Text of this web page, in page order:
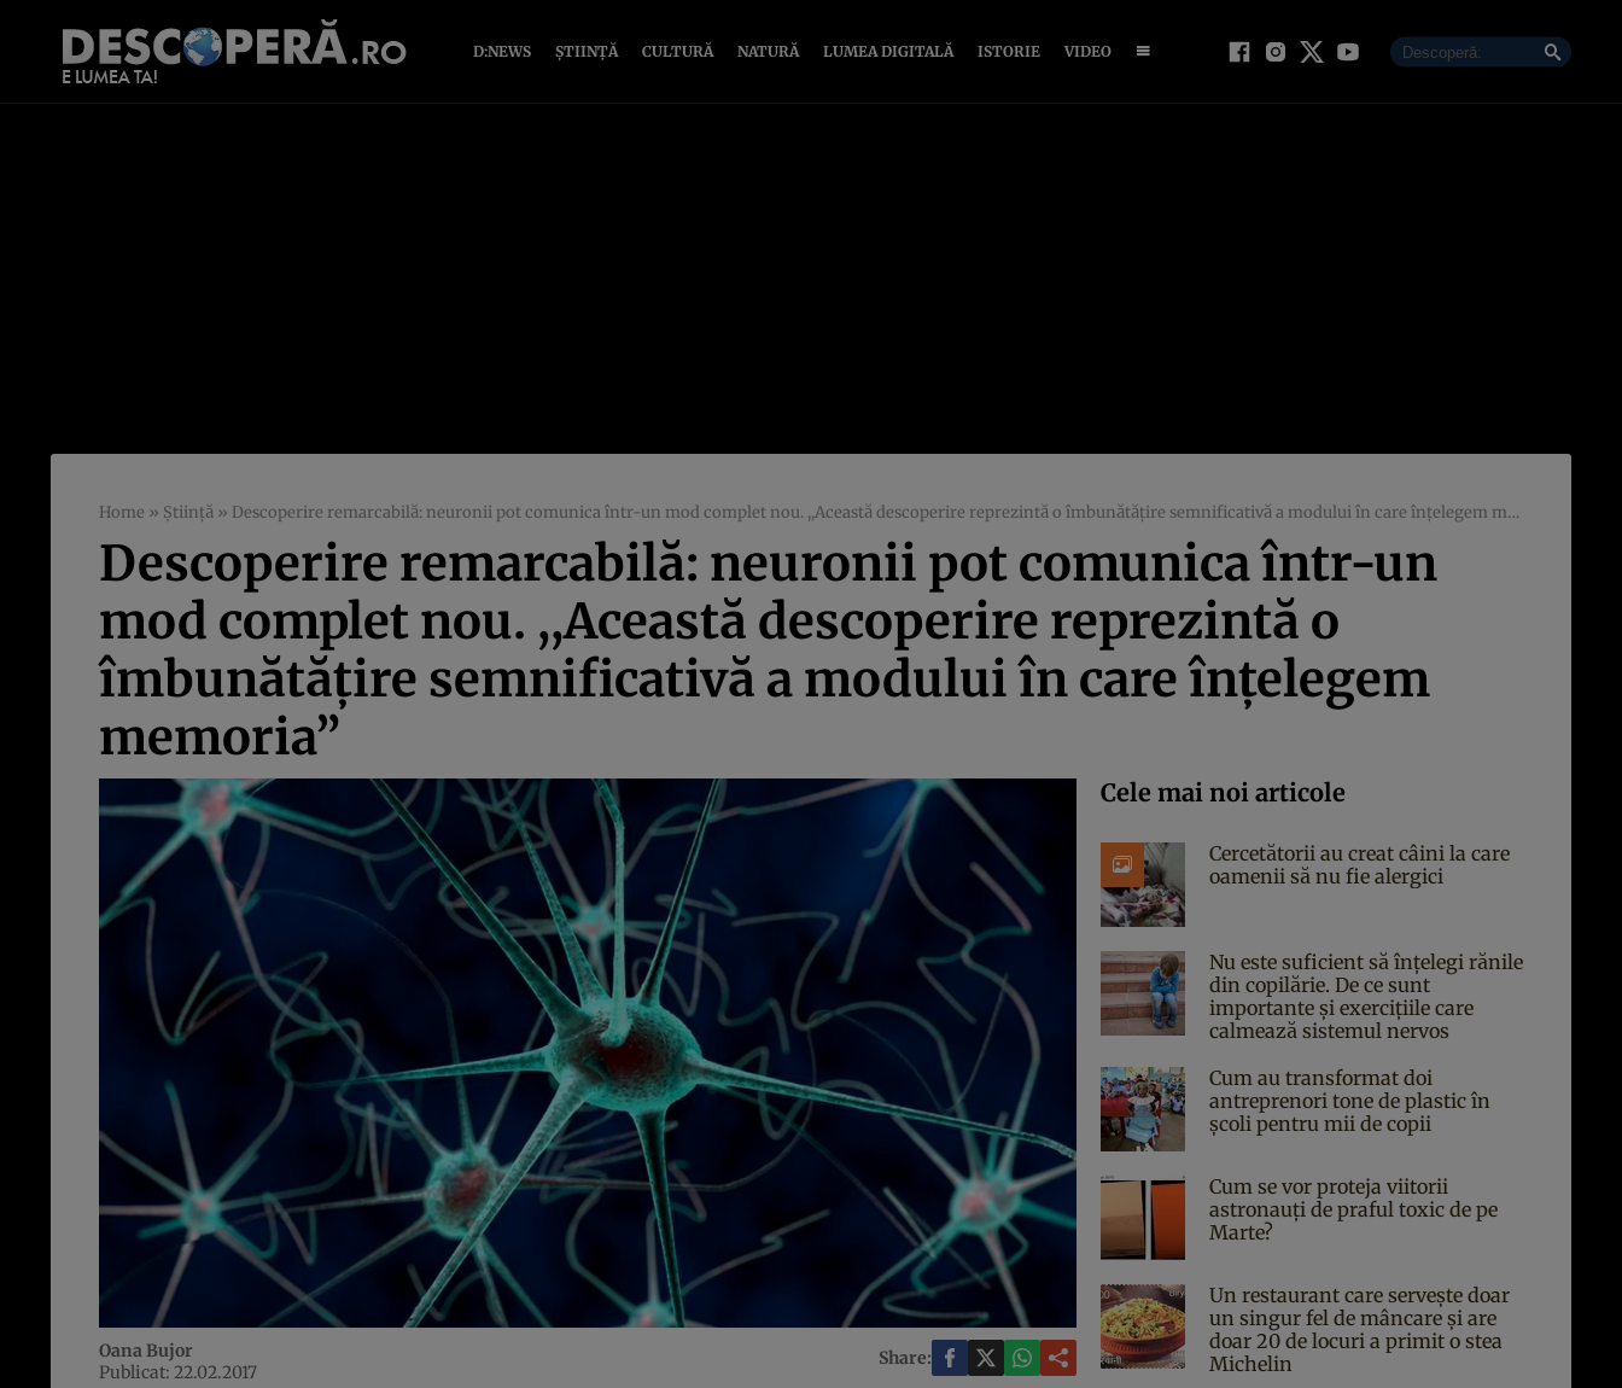
D:NEWS ȘTIINȚĂ CULTURĂ NATURĂ LUMEA DIGITALĂ ISTORIE VIDEO
Home » Știință » Descoperire remarcabilă: neuronii pot comunica într-un mod complet nou. ,,Această descoperire reprezintă o îmbunătăţire semnificativă a modului în care înţelegem memoria”
Descoperire remarcabilă: neuronii pot comunica într-un
mod complet nou. ,,Această descoperire reprezintă o
îmbunătăţire semnificativă a modului în care înţelegem
memoria”
Oana Bujor
Publicat: 22.02.2017
Share:
Cele mai noi articole
Cercetătorii au creat câini la care
oamenii să nu fie alergici
Nu este suficient să înțelegi rănile
din copilărie. De ce sunt
importante și exercițiile care
calmează sistemul nervos
Cum au transformat doi
antreprenori tone de plastic în
școli pentru mii de copii
Cum se vor proteja viitorii
astronauți de praful toxic de pe
Marte?
Un restaurant care servește doar
un singur fel de mâncare și are
doar 20 de locuri a primit o stea
Michelin